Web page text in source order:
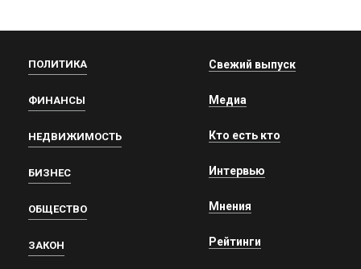
ПОЛИТИКА
ФИНАНСЫ
НЕДВИЖИМОСТЬ
БИЗНЕС
ОБЩЕСТВО
ЗАКОН
Свежий выпуск
Медиа
Кто есть кто
Интервью
Мнения
Рейтинги